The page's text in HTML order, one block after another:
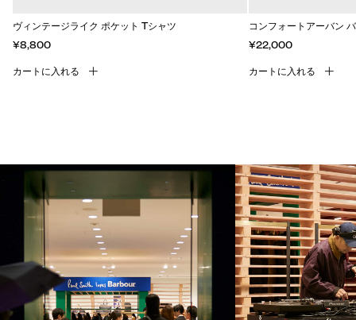
ヴィンテージライク ポケット Tシャツ
¥8,800
カートに入れる
コンフォートアーバン
¥22,000
カートに入れる